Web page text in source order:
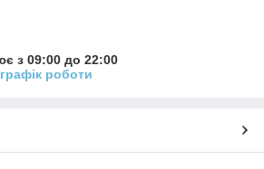
з 09:00 до 22:00
роботи